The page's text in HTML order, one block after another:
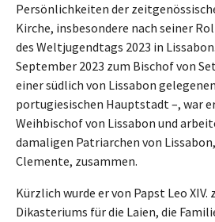
Persönlichkeiten der
Kirche, insbesondere nach seiner
des Weltjugendtags 2023 in
September 2023 zum Bischof von
einer südlich von Lissabon
portugiesischen Hauptstadt –, war
Weihbischof von Lissabon und
damaligen Patriarchen von
Clemente, zusammen.
Kürzlich wurde er von Papst Leo XIV.
Dikasteriums für die Laien, die